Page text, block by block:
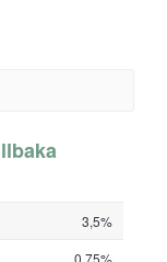
3,5%
0,75%